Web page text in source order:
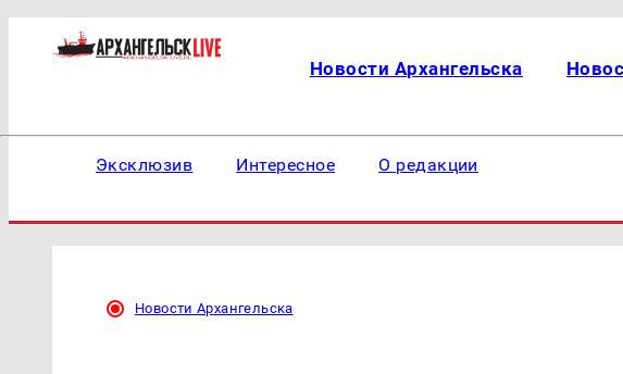
Новости Архангельска
Эксклюзив Интересное О редакции
Новости Архангельска